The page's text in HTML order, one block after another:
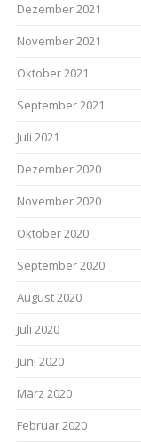
Dezember 2021
November 2021
Oktober 2021
September 2021
Juli 2021
Dezember 2020
November 2020
Oktober 2020
September 2020
August 2020
Juli 2020
Juni 2020
März 2020
Februar 2020